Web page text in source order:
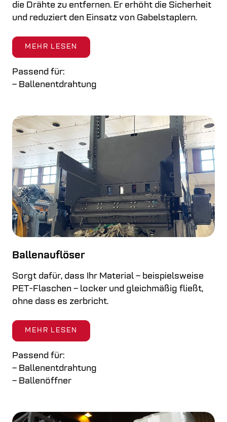
die Drähte zu entfernen. Er erhöht die Sicherheit
und reduziert den Einsatz von Gabelstaplern.
MEHR LESEN
Passend für:
– Ballenentdrahtung
Ballenauflöser
Sorgt dafür, dass Ihr Material – beispielsweise
PET-Flaschen – locker und gleichmäßig fließt,
ohne dass es zerbricht.
MEHR LESEN
Passend für:
– Ballenentdrahtung
– Ballenöffner